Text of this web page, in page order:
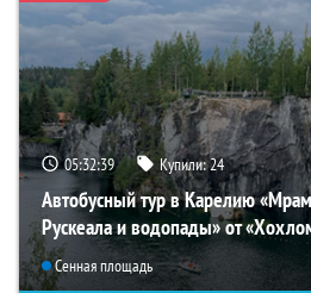
05:32:37 Купили:24
Автобусный тур в Карелию
Рускеала и водопады» от
Сенная площадь